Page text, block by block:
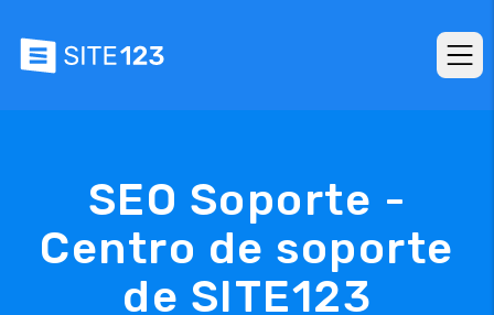
SEO Soporte -
Centro de soporte
de SITE123